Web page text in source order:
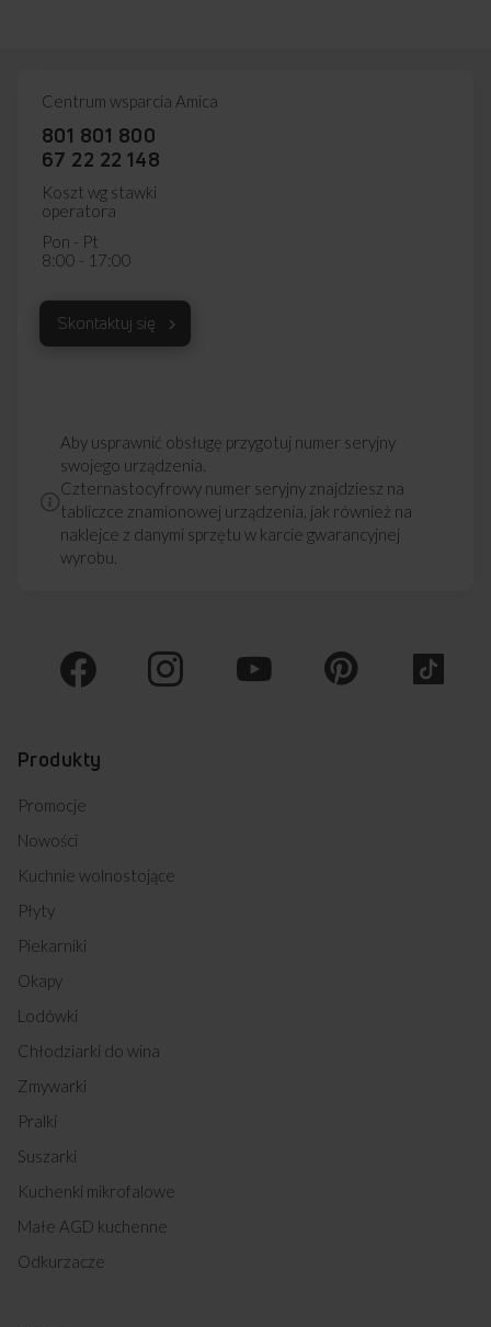
MULTIWAVE SYSTEM
Równomierne podgrzanie dania
Uwielbiasz lazanię, jednak często zdarzało Ci się, że podczas
podgrzewania w mikrofali potrawa spiekła się z zewnątrz, a w
Centrum wsparcia Amica
801 801 800
67 22 22 148
Koszt wg stawki
operatora
Pon - Pt
8:00 - 17:00
Skontaktuj się
Aby usprawnić obsługę przygotuj numer seryjny
swojego urządzenia.
Czternastocyfrowy numer seryjny znajdziesz na
tabliczce znamionowej urządzenia, jak również na
naklejce z danymi sprzętu w karcie gwarancyjnej
wyrobu.
Produkty
Promocje
Nowości
Kuchnie wolnostojące
Płyty
Piekarniki
Okapy
Lodówki
Chłodziarki do wina
Zmywarki
Pralki
Suszarki
Kuchenki mikrofalowe
Małe AGD kuchenne
Odkurzacze